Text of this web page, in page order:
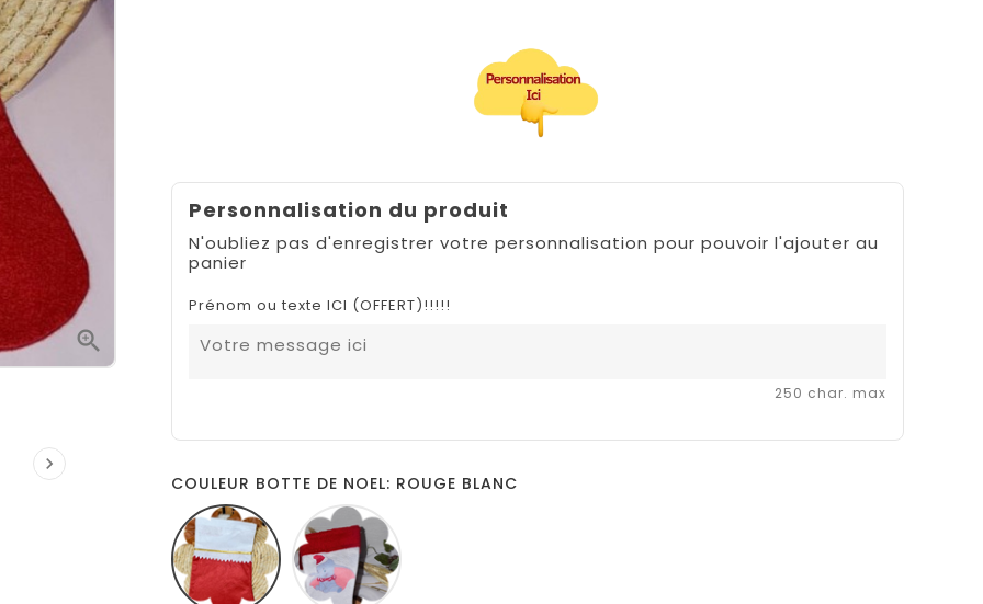


Personnalisation du produit
N'oubliez pas d'enregistrer votre personnalisation pour pouvoir l'ajouter au
panier
Prénom ou texte ICI (OFFERT)!!!!!
250 char. max
COULEUR BOTTE DE NOEL: ROUGE BLANC
ROUGE
BLANC